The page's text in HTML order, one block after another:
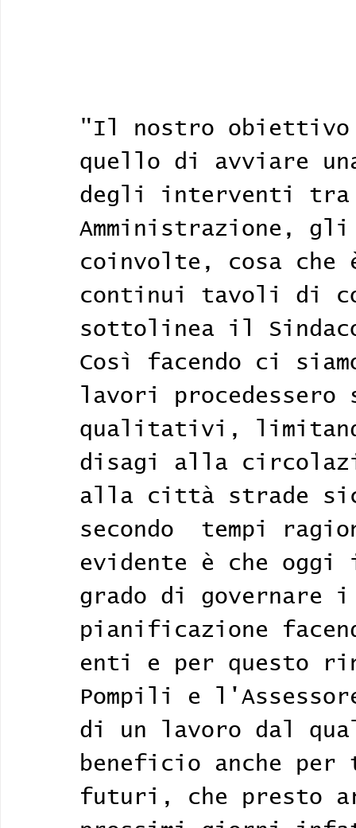
"Il nostro
quello di avviare
degli interventi
Amministrazione,
coinvolte, cosa che
continui tavoli di
sottolinea il
Così facendo ci
lavori procedessero
qualitativi,
disagi alla
alla città strade
secondo  tempi
evidente è che
grado di
pianificazione
enti e per questo
Pompili e
di un lavoro dal
beneficio anche
futuri, che presto